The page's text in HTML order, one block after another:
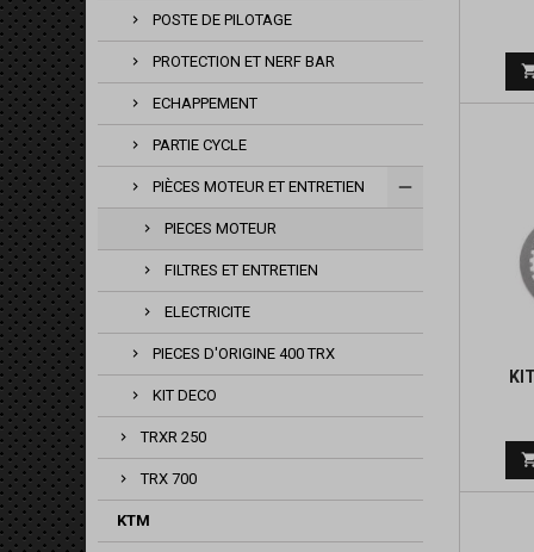
POSTE DE PILOTAGE
PROTECTION ET NERF BAR
ECHAPPEMENT
PARTIE CYCLE
PIÈCES MOTEUR ET ENTRETIEN
PIECES MOTEUR
FILTRES ET ENTRETIEN
ELECTRICITE
PIECES D'ORIGINE 400 TRX
KIT DECO
TRXR 250
TRX 700
KTM